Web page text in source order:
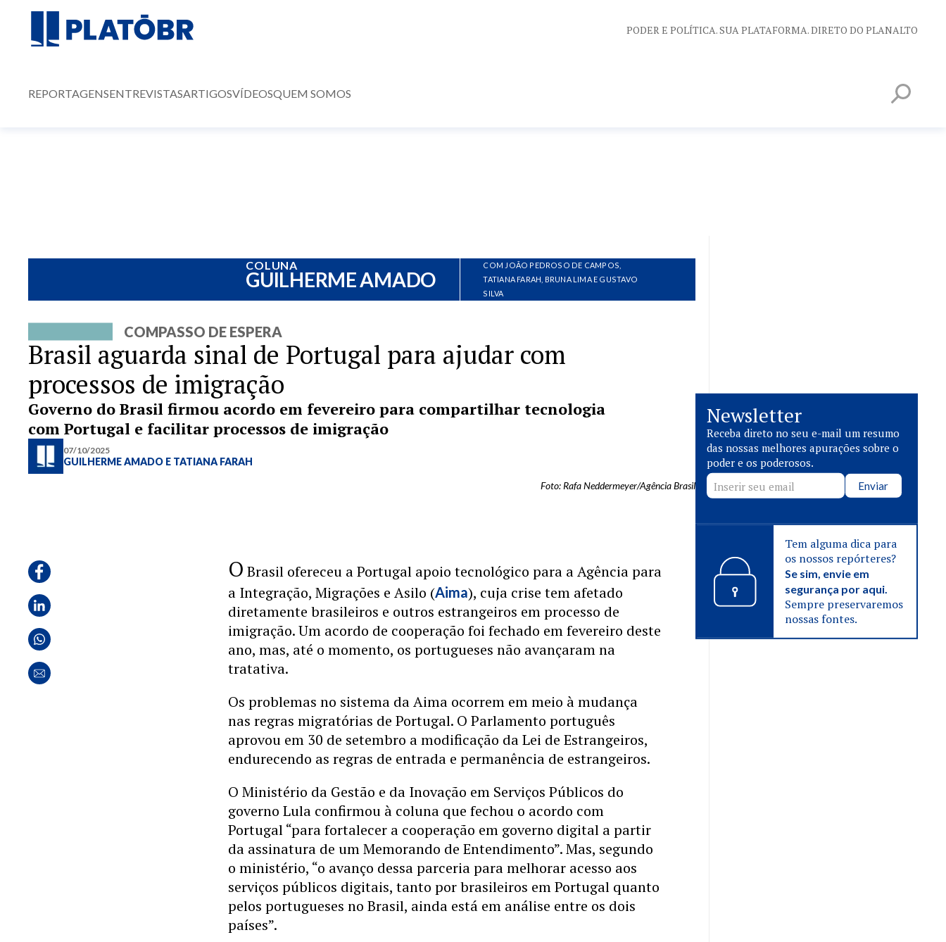
PODER E POLÍTICA. SUA PLATAFORMA. DIRETO DO PLANALTO
REPORTAGENSENTREVISTASARTIGOSVÍDEOSQUEM SOMOS
COLUNA
GUILHERME AMADO
COM JOÃO PEDROSO DE CAMPOS,
TATIANA FARAH, BRUNA LIMA E GUSTAVO
SILVA
COMPASSO DE ESPERA
Brasil aguarda sinal de Portugal para ajudar com
processos de imigração
Governo do Brasil firmou acordo em fevereiro para compartilhar tecnologia
com Portugal e facilitar processos de imigração
07/10/2025
GUILHERME AMADO E TATIANA FARAH
Foto: Rafa Neddermeyer/Agência Brasil
O Brasil ofereceu a Portugal apoio tecnológico para a Agência para
a Integração, Migrações e Asilo (Aima), cuja crise tem afetado
diretamente brasileiros e outros estrangeiros em processo de
imigração. Um acordo de cooperação foi fechado em fevereiro deste
ano, mas, até o momento, os portugueses não avançaram na
tratativa.
Os problemas no sistema da Aima ocorrem em meio à mudança
nas regras migratórias de Portugal. O Parlamento português
aprovou em 30 de setembro a modificação da Lei de Estrangeiros,
endurecendo as regras de entrada e permanência de estrangeiros.
O Ministério da Gestão e da Inovação em Serviços Públicos do
governo Lula confirmou à coluna que fechou o acordo com
Portugal “para fortalecer a cooperação em governo digital a partir
da assinatura de um Memorando de Entendimento”. Mas, segundo
o ministério, “o avanço dessa parceria para melhorar acesso aos
serviços públicos digitais, tanto por brasileiros em Portugal quanto
pelos portugueses no Brasil, ainda está em análise entre os dois
países”.
Newsletter
Receba direto no seu e-mail um resumo
das nossas melhores apurações sobre o
poder e os poderosos.
Enviar
Tem alguma dica para
os nossos repórteres?
Se sim, envie em
segurança por aqui.
Sempre preservaremos
nossas fontes.